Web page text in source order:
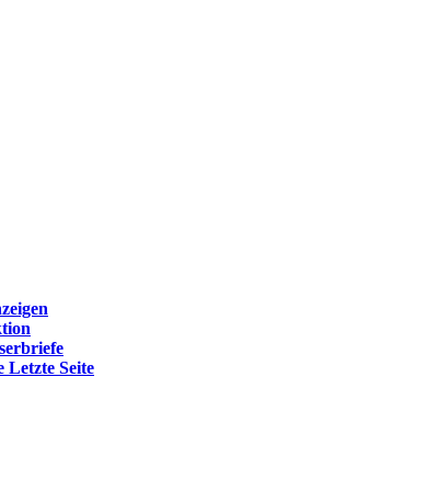
Letzte Seite